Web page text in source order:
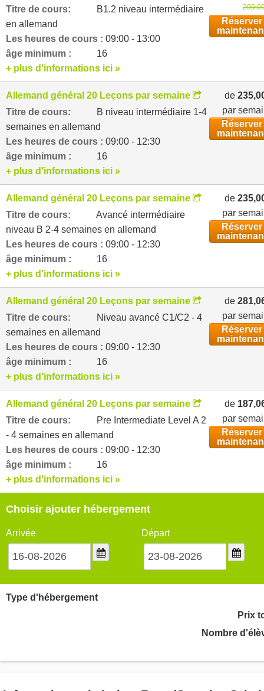
Titre de cours:
B1.2 niveau intermédiaire
en allemand
Les heures de cours : 09:00 - 13:00
âge minimum :
16
Réserver
+ plus d'informations ici »
Allemand général 20 Leçons par semaine
Titre de cours:
B niveau intermédiaire 1-4
semaines en allemand
Les heures de cours : 09:00 - 12:30
âge minimum :
16
de
par
Réserver
+ plus d'informations ici »
Allemand général 20 Leçons par semaine
Titre de cours:
Avancé intermédiaire
niveau B 2-4 semaines en allemand
Les heures de cours : 09:00 - 12:30
âge minimum :
16
de
par
Réserver
+ plus d'informations ici »
Allemand général 20 Leçons par semaine
Titre de cours:
Niveau avancé C1/C2 - 4
semaines en allemand
Les heures de cours : 09:00 - 12:30
âge minimum :
16
de
par
Réserver
+ plus d'informations ici »
Allemand général 20 Leçons par semaine
Titre de cours:
Pre Intermediate Level A 2
- 4 semaines en allemand
Les heures de cours : 09:00 - 12:30
âge minimum :
16
de
par
Réserver
+ plus d'informations ici »
Choisir ajouter hébergement
Arrivée Départ
Type d'hébergement
Prix
Nombre